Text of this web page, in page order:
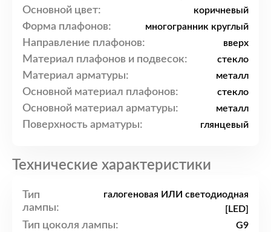
Основной цвет: коричневый
Форма плафонов: многогранник круглый
Направление плафонов: вверх
Материал плафонов и подвесок: стекло
Материал арматуры: металл
Основной материал плафонов: стекло
Основной материал арматуры: металл
Поверхность арматуры: глянцевый
Технические характеристики
Тип
лампы:
галогеновая ИЛИ светодиодная
[LED]
Тип цоколя лампы: G9